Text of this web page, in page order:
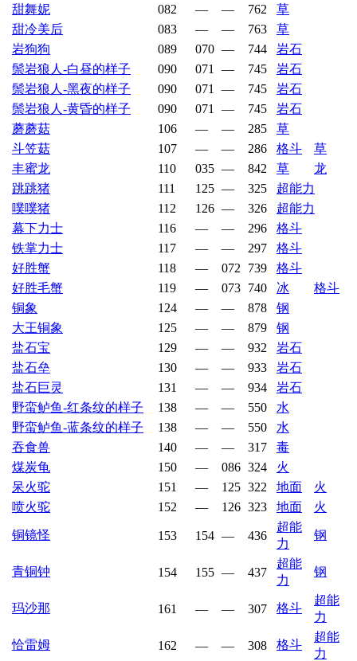
甜舞妮
082 — — 762
草
甜冷美后
083 — — 763
草
岩狗狗
089 070 — 744
岩石
鬃岩狼人-白昼的样子
090 071 — 745
岩石
鬃岩狼人-黑夜的样子
090 071 — 745
岩石
鬃岩狼人-黄昏的样子
090 071 — 745
岩石
蘑蘑菇
106 — — 285
草
斗笠菇
107 — — 286 格斗
草
丰蜜龙
110 035 — 842 草
龙
跳跳猪
111 125 — 325
超能力
噗噗猪
112 126 — 326
超能力
幕下力士
116 — — 296
格斗
铁掌力士
117 — — 297
格斗
好胜蟹
118 — 072 739
格斗
好胜毛蟹
119 — 073 740 冰
格斗
铜象
124 — — 878
钢
大王铜象
125 — — 879
钢
盐石宝
129 — — 932
岩石
盐石垒
130 — — 933
岩石
盐石巨灵
131 — — 934
岩石
野蛮鲈鱼-红条纹的样子
138 — — 550
水
野蛮鲈鱼-蓝条纹的样子
138 — — 550
水
吞食兽
140 — — 317
毒
煤炭龟
150 — 086 324
火
呆火驼
151 — 125 322 地面
火
喷火驼
152 — 126 323 地面 火
铜镜怪 153 154 — 436
超能
力
钢
青铜钟 154 155 — 437
超能
力
钢
玛沙那 161 — — 307 格斗
超能
力
恰雷姆 162 — — 308 格斗
超能
力